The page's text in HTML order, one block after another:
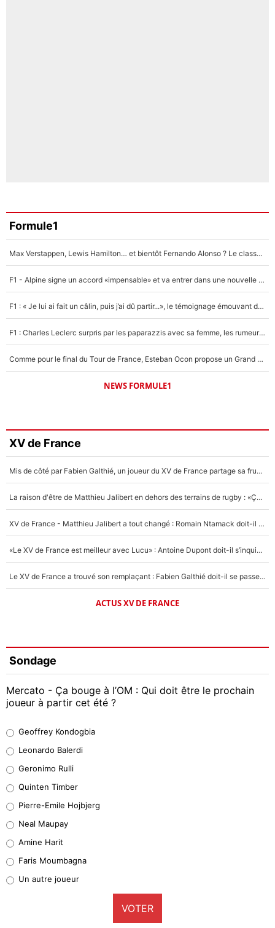
Formule1
Max Verstappen, Lewis Hamilton… et bientôt Fernando Alonso ? Le classement des pilotes les mieux payés en Formule 1 risque de changer !
F1 - Alpine signe un accord «impensable» et va entrer dans une nouvelle dimension : Grande nouvelle pour Pierre Gasly !
F1 : « Je lui ai fait un câlin, puis j’ai dû partir...», le témoignage émouvant de Max Verstappen sur sa fille
F1 : Charles Leclerc surpris par les paparazzis avec sa femme, les rumeurs étaient vraies !
Comme pour le final du Tour de France, Esteban Ocon propose un Grand Prix de Formule 1 à Paris : «Autour de l’Arc de Triomphe, ce serait génial» !
NEWS FORMULE1
XV de France
Mis de côté par Fabien Galthié, un joueur du XV de France partage sa frustration : «ils ne me l’ont pas dit tout de suite»
La raison d'être de Matthieu Jalibert en dehors des terrains de rugby : «Ça m'atteint autant que si tu touches à un membre de ma famille»
XV de France - Matthieu Jalibert a tout changé : Romain Ntamack doit-il s’inquiéter pour sa place à un an de la Coupe du monde ?
«Le XV de France est meilleur avec Lucu» : Antoine Dupont doit-il s’inquiéter pour sa place ?
Le XV de France a trouvé son remplaçant : Fabien Galthié doit-il se passer d'Antoine Dupont ?
ACTUS XV DE FRANCE
Sondage
Mercato - Ça bouge à l’OM : Qui doit être le prochain
joueur à partir cet été ?
38%
32%
5%
1%
9%
Geoffrey Kondogbia
Leonardo Balerdi
Geronimo Rulli
Quinten Timber
Pierre-Emile Hojbjerg
Neal Maupay
Amine Harit
Faris Moumbagna
Un autre joueur
VOTER